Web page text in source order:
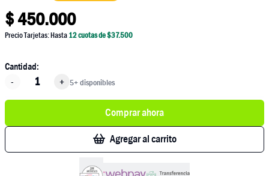
$450.000
Precio Tarjetas: Hasta12cuotas de $37.500
Cantidad:
-
+ 5+ disponibles
Comprar ahora
Agregar al carrito